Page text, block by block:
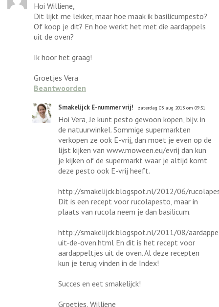
Hoi Williene,
Dit lijkt me lekker, maar hoe maak ik basilicumpesto?
Of koop je dit? En hoe werkt het met die aardappels
uit de oven?
Ik hoor het graag!
Groetjes Vera
Beantwoorden
Smakelijck E-nummer vrij! zaterdag 03 aug 2013 om 09:51
Hoi Vera, Je kunt pesto gewoon kopen, bijv. in
de natuurwinkel. Sommige supermarkten
verkopen ze ook E-vrij, dan moet je even op de
lijst kijken van www.moween.eu/evrij dan kun
je kijken of de supermarkt waar je altijd komt
deze pesto ook E-vrij heeft.
http://smakelijck.blogspot.nl/2012/06/
Dit is een recept voor rucolapesto, maar in
plaats van rucola neem je dan basilicum.
http://smakelijck.blogspot.nl/2011/08/
uit-de-oven.html En dit is het recept voor
aardappeltjes uit de oven. Al deze recepten
kun je terug vinden in de Index!
Succes en eet smakelijck!
Groetjes, Williene